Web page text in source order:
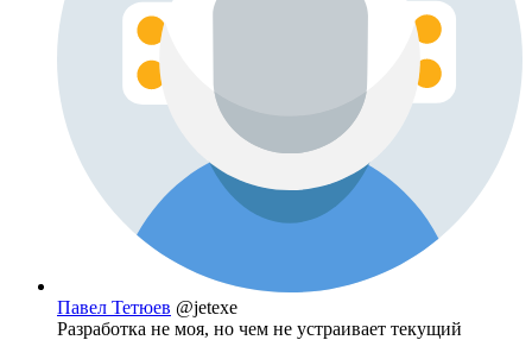
Павел Тетюев @jetexe
Разработка не моя, но чем не устраивает текущий